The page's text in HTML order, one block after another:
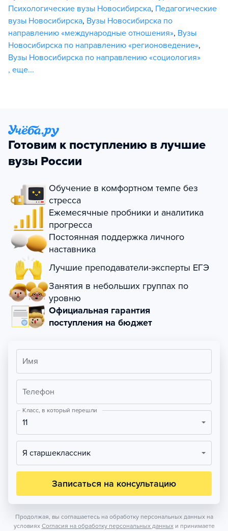
Психологические вузы Новосибирска, Педагогические
вузы Новосибирска, Вузы Новосибирска по
направлению «международные отношения», Вузы
Новосибирска по направлению «регионоведение»,
Вузы Новосибирска по направлению «социология»
, еще...
Готовим к поступлению в лучшие
вузы России
Обучение в комфортном темпе без
стресса
Ежемесячные пробники и аналитика
прогресса
Постоянная поддержка личного
наставника
Лучшие преподаватели-эксперты ЕГЭ
Занятия в небольших группах по
уровню
Официальная гарантия
поступления на бюджет
Имя
Телефон
Класс, в который перешли
11
Я старшеклассник
Записаться на консультацию
Продолжая, вы соглашаетесь на обработку персональных данных на
условиях Согласия на обработку персональных данных и принимаете